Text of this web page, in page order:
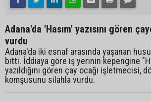
Adana'da 'Hasım' yazısını gören
vurdu
Adana'da iki esnaf arasında yaşanan
bitti. İddiaya göre iş yerinin kepengine
yazıldığını gören çay ocağı işletmecisi,
komşusunu silahla vurdu.